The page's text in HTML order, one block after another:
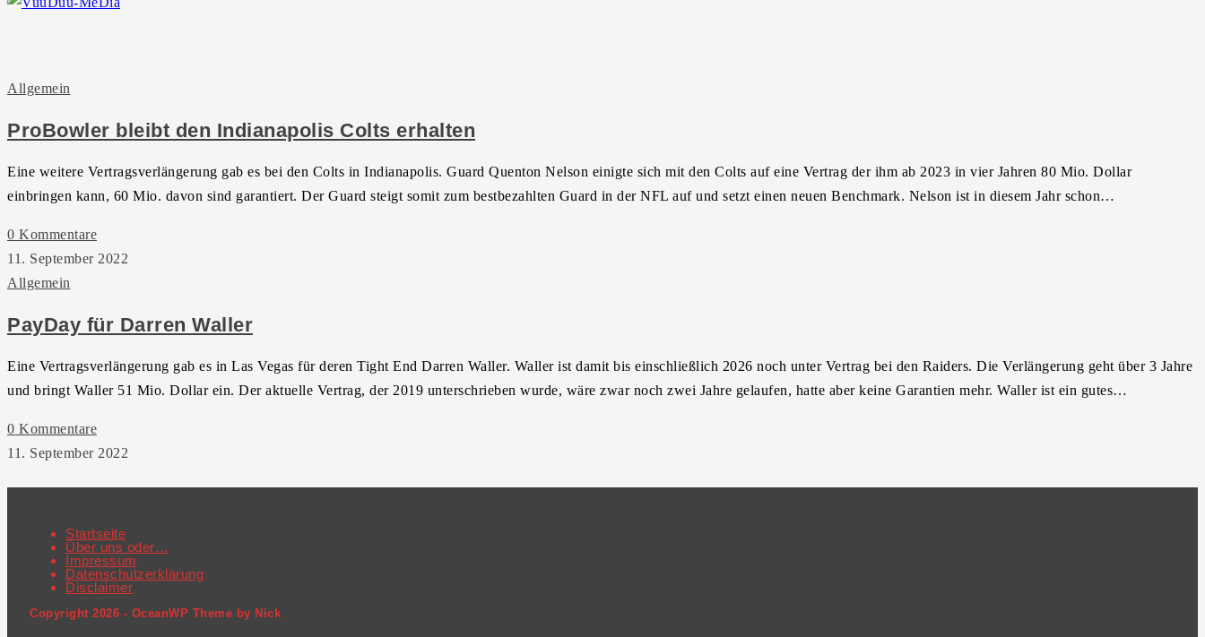
Allgemein
ProBowler bleibt den Indianapolis Colts erhalten
Eine weitere Vertragsverlängerung gab es bei den Colts in Indianapolis. Guard Quenton Nelson einigte sich mit den Colts auf eine Vertrag der ihm ab 2023 in vier Jahren 80 Mio. Dollar
einbringen kann, 60 Mio. davon sind garantiert. Der Guard steigt somit zum bestbezahlten Guard in der NFL auf und setzt einen neuen Benchmark. Nelson ist in diesem Jahr schon…
0 Kommentare
11. September 2022
Allgemein
PayDay für Darren Waller
Eine Vertragsverlängerung gab es in Las Vegas für deren Tight End Darren Waller. Waller ist damit bis einschließlich 2026 noch unter Vertrag bei den Raiders. Die Verlängerung geht über 3 Jahre
und bringt Waller 51 Mio. Dollar ein. Der aktuelle Vertrag, der 2019 unterschrieben wurde, wäre zwar noch zwei Jahre gelaufen, hatte aber keine Garantien mehr. Waller ist ein gutes…
0 Kommentare
11. September 2022
Startseite
Über uns oder…
Impressum
Datenschutzerklärung
Disclaimer
Copyright 2026 - OceanWP Theme by Nick